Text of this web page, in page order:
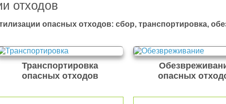
отходов
опасных отходов: сбор, транспортировка,
Транспортировка
опасных отходов
опасных